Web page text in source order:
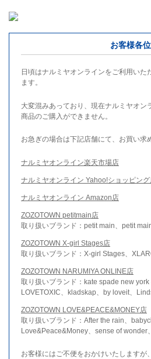
お客様各位
日頃はナルミヤオンラインをご利用いた
ます。
大変混みあっており、現在ナルミヤオン
商品のご購入ができません。
お急ぎの場合は下記店舗にて、お買い求
ナルミヤオンライン楽天市場店
ナルミヤオンライン Yahoo!ショッピン
ナルミヤオンライン Amazon店
ZOZOTOWN petitmain店
取り扱いブランド：petit main、petit
ZOZOTOWN X-girl Stages店
取り扱いブランド：X-girl Stages、
ZOZOTOWN NARUMIYA ONLINE店
取り扱いブランド：kate spade new york
LOVETOXIC、kladskap、by loveit、
ZOZOTOWN LOVE&PEACE&MONEY店
取り扱いブランド：After the rain、
Love&Peace&Money、sense of wonder
お客様にはご不便をおかけいたしますが